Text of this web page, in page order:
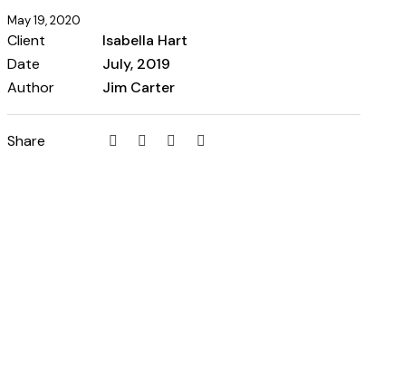
May 19, 2020
Client
Isabella Hart
Date
July, 2019
Author
Jim Carter
Share